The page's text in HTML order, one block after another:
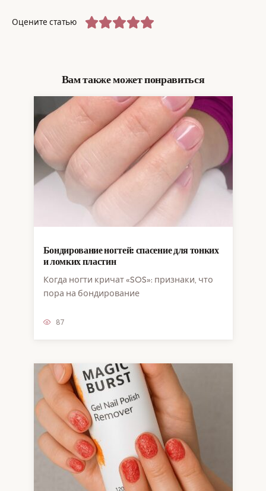
Оцените статью
Вам также может понравиться
Бондирование ногтей: спасение для тонких
и ломких пластин
Когда ногти кричат «SOS»: признаки, что
пора на бондирование
87